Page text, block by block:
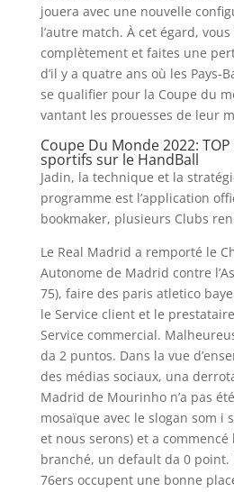
jouera avec une nouvelle
l’autre match. À cet égard,
complètement et faites une
d’il y a quatre ans où les Pays-
se qualifier pour la Coupe du
vantant les prouesses de leur
Coupe Du Monde 2022:
sportifs sur le HandBall
Jadin, la technique et la
programme est l’application
bookmaker, plusieurs Clubs
Le Real Madrid a remporté le
Autonome de Madrid contre
75), faire des paris atletico
le Service client et le
Service commercial.
da 2 puntos. Dans la vue
des médias sociaux, una
Madrid de Mourinho n’a pas
mosaïque avec le slogan som i
et nous serons) et a
branché, un default da 0 point.
76ers occupent une bonne